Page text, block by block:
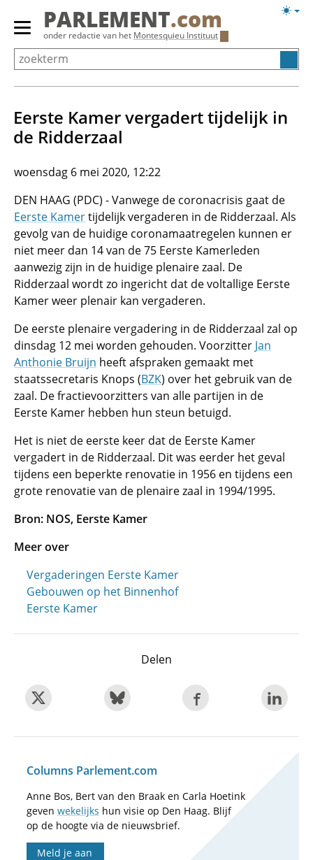
Overslaan
Primair
menu
tonen/verbergen
PARLEMENT.com
onder redactie van het Montesquieu Instituut
Eerste Kamer vergadert tijdelijk in
de Ridderzaal
woensdag 6 mei 2020, 12:22
DEN HAAG (PDC) - Vanwege de coronacrisis gaat de
Eerste Kamertijdelijk vergaderen in de Ridderzaal. Als
gevolg van de huidige coronamaatregelen kunnen er
niet meer dan 14 van de 75 Eerste Kamerleden
aanwezig zijn in de huidige plenaire zaal. De
Ridderzaal wordt zo ingericht dat de voltallige Eerste
Kamer weer plenair kan vergaderen.
De eerste plenaire vergadering in de Ridderzaal zal op
dinsdag 12 mei worden gehouden. Voorzitter Jan
Anthonie Bruijn heeft afspraken gemaakt met
staatssecretaris Knops (BZK) over het gebruik van de
zaal. De fractievoorzitters van alle partijen in de
Eerste Kamer hebben hun steun betuigd.
Het is niet de eerste keer dat de Eerste Kamer
vergadert in de Ridderzaal. Dit was eerder het geval
tijdens een beperkte renovatie in 1956 en tijdens een
grote renovatie van de plenaire zaal in 1994/1995.
Bron: NOS, Eerste Kamer
Meer over
Vergaderingen Eerste Kamer
Gebouwen op het Binnenhof
Eerste Kamer
Delen
Columns Parlement.com
Anne Bos, Bert van den Braak en Carla Hoetink
geven wekelijks hun visie op Den Haag. Blijf
op de hoogte via de nieuwsbrief.
Meld je aan